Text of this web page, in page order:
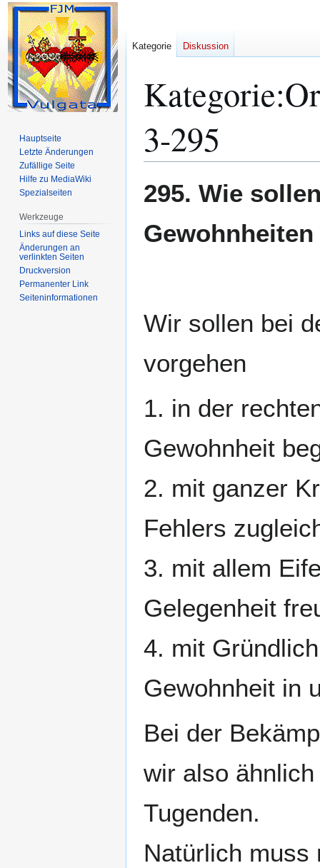
Kategorie:
3-295
Navigation
Suche
295. Wie
Wir sollen bei
vorgehen
1. in der
Gewohnheit
2. mit ganzer
Fehlers
3. mit allem
Gelegenheit
4. mit
Gewohnheit in
Bei der
wir also
Tugenden.
Natürlich muss
Kategorie Diskussion
Hauptseite
Letzte Änderungen
Zufällige Seite
Hilfe zu MediaWiki
Spezialseiten
Werkzeuge
Links auf diese Seite
Änderungen an
verlinkten Seiten
Druckversion
Permanenter Link
Seiten­­informationen